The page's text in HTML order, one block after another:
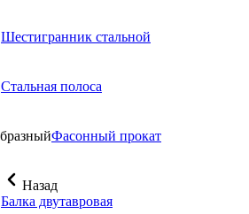
Шестигранник стальной
Стальная полоса
Фасонный прокат
Назад
Балка двутавровая